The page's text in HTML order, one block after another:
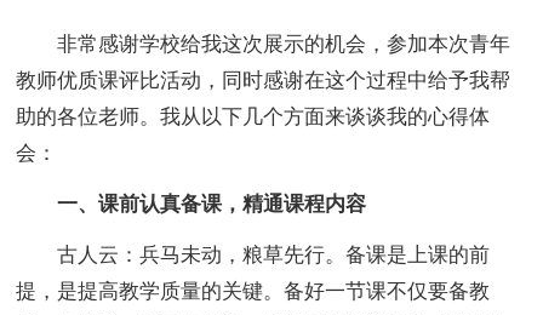
非常感谢学校给我这次展示的机会，参加本次青年
教师优质课评比活动，同时感谢在这个过程中给予我帮
助的各位老师。我从以下几个方面来谈谈我的心得体
会：
一、课前认真备课，精通课程内容
古人云：兵马未动，粮草先行。备课是上课的前
提，是提高教学质量的关键。备好一节课不仅要备教